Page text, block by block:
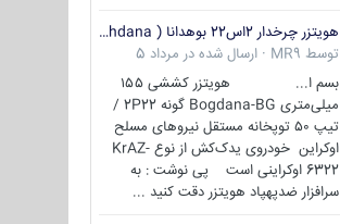
هویتزر چرخدار 2اس22 بوهدانا ( wheeled howitzer 2S22 Bohdana )
توسط MR9
· ارسال شده در مرداد 5
بسم ا... هویتزر کششی ۱۵۵
میلی‌متری Bogdana-BG گونه 2P22 /
تیپ ۵۰ توپخانه مستقل نیروهای مسلح
اوکراین خودروی یدک‌کش از نوع KrAZ-
6322 اوکراینی است پی نوشت : به
سرافزار ضدپهپاد هویتزر دقت کنید ...